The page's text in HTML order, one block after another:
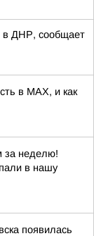
в ДНР, сообщает
в МАХ, и как
за неделю!
в нашу
появилась